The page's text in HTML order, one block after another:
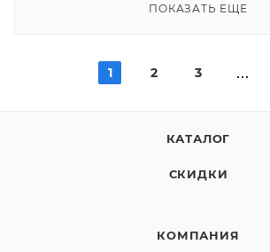
ПОКАЗАТЬ ЕЩЕ
1 2 3
КАТАЛОГ
СКИДКИ
КОМПАНИЯ